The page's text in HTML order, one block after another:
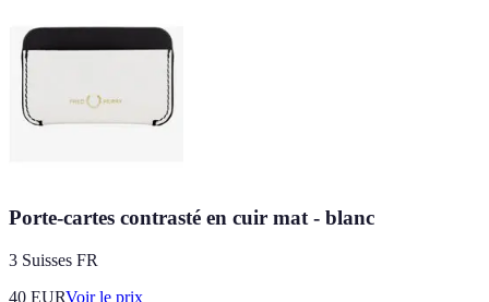
Porte-cartes contrasté en cuir mat - blanc
3 Suisses FR
40 EURVoir le prix